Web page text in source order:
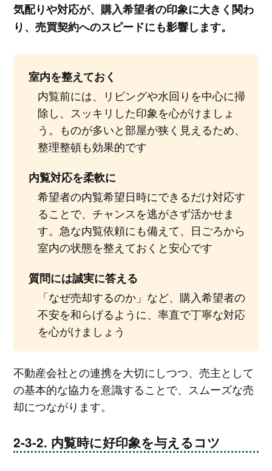
気配りや対応が、購入希望者の印象に大きく関わ
り、売買契約へのスピードにも影響します。
室内を整えておく
内覧前には、リビングや水回りを中心に掃
除し、スッキリした印象を心がけましょ
う。ものが多いと部屋が狭く見えるため、
整理整頓も効果的です
内覧対応を柔軟に
希望者の内覧希望日時にできるだけ対応す
ることで、チャンスを逃がさず活かせま
す。急な内覧依頼にも備えて、日ごろから
室内の状態を整えておくと安心です
質問には誠実に答える
「なぜ売却するのか」など、購入希望者の
不安を和らげるように、率直で丁寧な対応
を心がけましょう
不動産会社との連携を大切にしつつ、売主として
の基本的な協力を意識することで、スムーズな売
却につながります。
内覧時に好印象を与えるコツ